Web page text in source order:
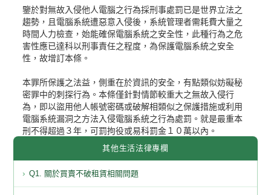
鑒於對無故入侵他人電腦之行為採刑事處罰已是世界立法之
趨勢，且電腦系統遭惡意入侵後，系統管理者需耗費大量之
時間人力檢查，始能確保電腦系統之安全性，此種行為之危
害性應已達科以刑事責任之程度，為保護電腦系統之安全
性，故增訂本條。
本罪所保護之法益，側重在於資訊的安全，有點類似妨礙秘
密罪中的刺探行為。本條僅針對情節較重大之無故入侵行
為，即以盜用他人帳號密碼或破解相類似之保護措施或利用
電腦系統漏洞之方法入侵電腦系統之行為處罰。就是最重本
刑不得超過３年，可罰拘役或易科罰金１０萬以內。
其他生活法律專欄
Q1. 關於買賣不破租賃相關問題